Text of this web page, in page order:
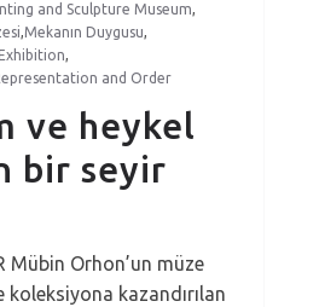
and Sculpture Museum,
,Mekanın Duygusu,
,
and Order
ve heykel
bir seyir
Mübin Orhon’un müze
koleksiyona kazandırılan